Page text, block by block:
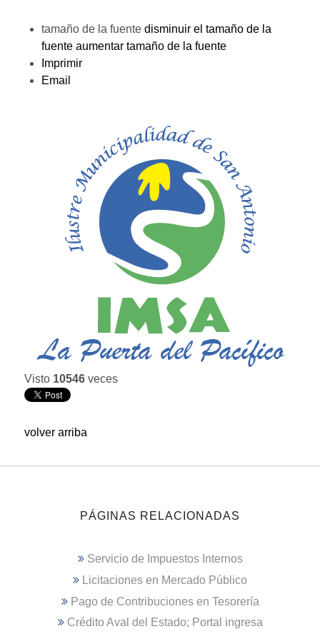
tamaño de la fuente disminuir el tamaño de la
fuente aumentar tamaño de la fuente
Imprimir
Email
Visto 10546 veces
volver arriba
PÁGINAS RELACIONADAS
Servicio de Impuestos Internos
Licitaciones en Mercado Público
Pago de Contribuciones en Tesorería
Crédito Aval del Estado; Portal ingresa